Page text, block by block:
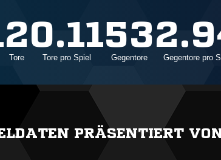
2
Tore
0.11
Tore pro Spiel
53
Gegentore Gegentore pro
PRÄSENTIERT